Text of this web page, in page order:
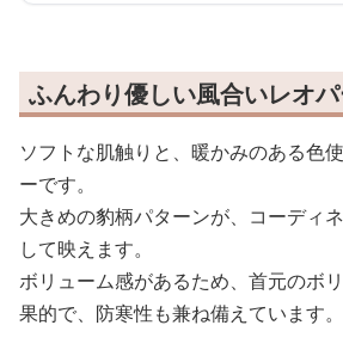
ふんわり優しい風合いレオ
ソフトな肌触りと、暖かみのある色
ーです。
大きめの豹柄パターンが、コーディ
して映えます。
ボリューム感があるため、首元のボ
果的で、防寒性も兼ね備えています。